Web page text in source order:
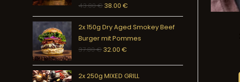
43.80€ 38.00€
2x 150g Dry Aged Smokey Beef
Burger mit Pommes
37.80€ 32.00€
2x 250g MIXED GRILL